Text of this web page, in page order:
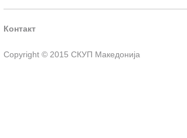
Контакт
Copyright © 2015 СКУП Македонија